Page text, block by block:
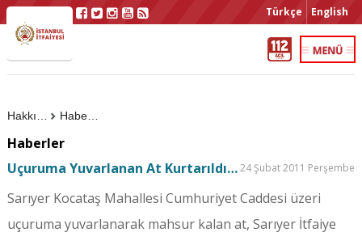
Türkçe English
Haberler
Haberler
Uçuruma Yuvarlanan At Kurtarıldı…24 Şubat 2011 Perşembe
Sarıyer Kocataş Mahallesi Cumhuriyet Caddesi üzeri
uçuruma yuvarlanarak mahsur kalan at, Sarıyer İtfaiye